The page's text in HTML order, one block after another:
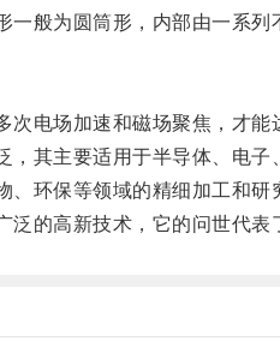
般为圆筒形，内部由一系列
电场加速和磁场聚焦，才能
其主要适用于半导体、电子
环保等领域的精细加工和研
高新技术，它的问世代表